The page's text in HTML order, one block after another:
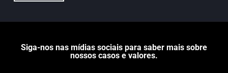
Siga-nos nas mídias sociais para saber mais sobre
nossos casos e valores.